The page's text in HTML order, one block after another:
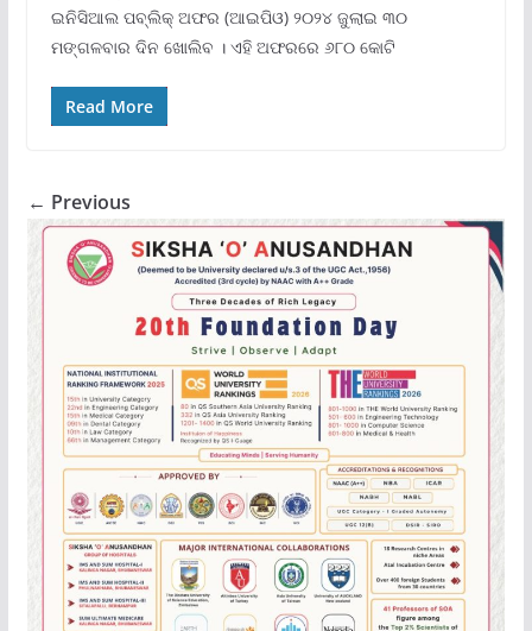
ଇନିସିଆଲ ପବ୍ଲିକ୍ ଅଫର (ଆଇପିଓ) ୨୦୨୪ ଜୁଲାଇ ୩୦
ମଙ୍ଗଳବାର ଦିନ ଖୋଲିବ । ଏହି ଅଫରରେ ୬୮୦ କୋଟି
Read More
← Previous